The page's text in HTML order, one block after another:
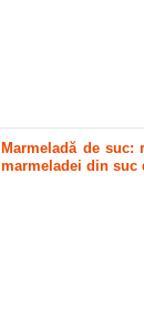
Marmeladă de suc:
marmeladei din suc